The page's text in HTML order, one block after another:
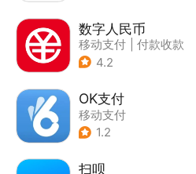
数字人民币
移动支付
付款收款
4.2
OK支付
移动支付
1.2
扫呗